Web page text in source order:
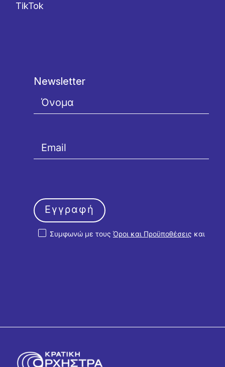
TikTok
Newsletter
Συμφωνώ με τους Όροι και Προϋποθέσεις και
Εγγραφή